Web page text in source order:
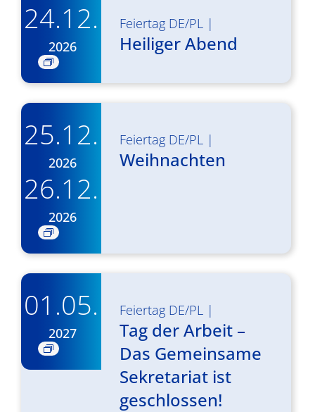
24.12.
2026
Feiertag DE/PL |
Heiliger Abend
25.12.
2026
26.12.
2026
Feiertag DE/PL |
Weihnachten
01.05.
2027
Feiertag DE/PL |
Tag der Arbeit –
Das Gemeinsame
Sekretariat ist
geschlossen!